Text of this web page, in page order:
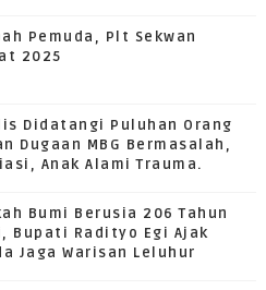
Pemuda, Plt Sekwan
2025
Didatangi Puluhan Orang
Dugaan MBG Bermasalah,
Anak Alami Trauma.
Bumi Berusia 206 Tahun
Bupati Radityo Egi Ajak
Jaga Warisan Leluhur